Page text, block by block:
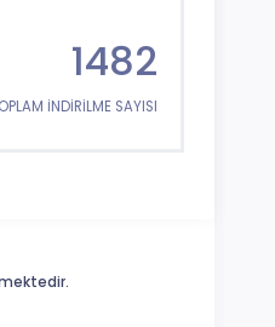
1482
İNDİRİLME SAYISI